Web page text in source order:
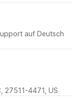
auf Deutsch
27511-4471, US